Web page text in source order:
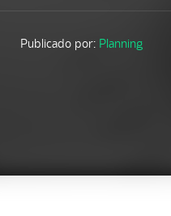
Publicado por: Planning